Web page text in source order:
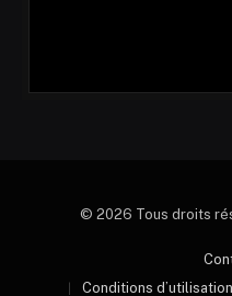
© 2026 Tous droits
Conditions